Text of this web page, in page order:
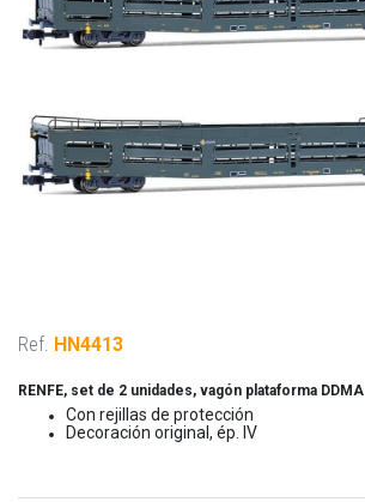
Ref. HN4413
RENFE, set de 2 unidades, vagón plataforma DDMA
Con rejillas de protección
Decoración original, ép. IV